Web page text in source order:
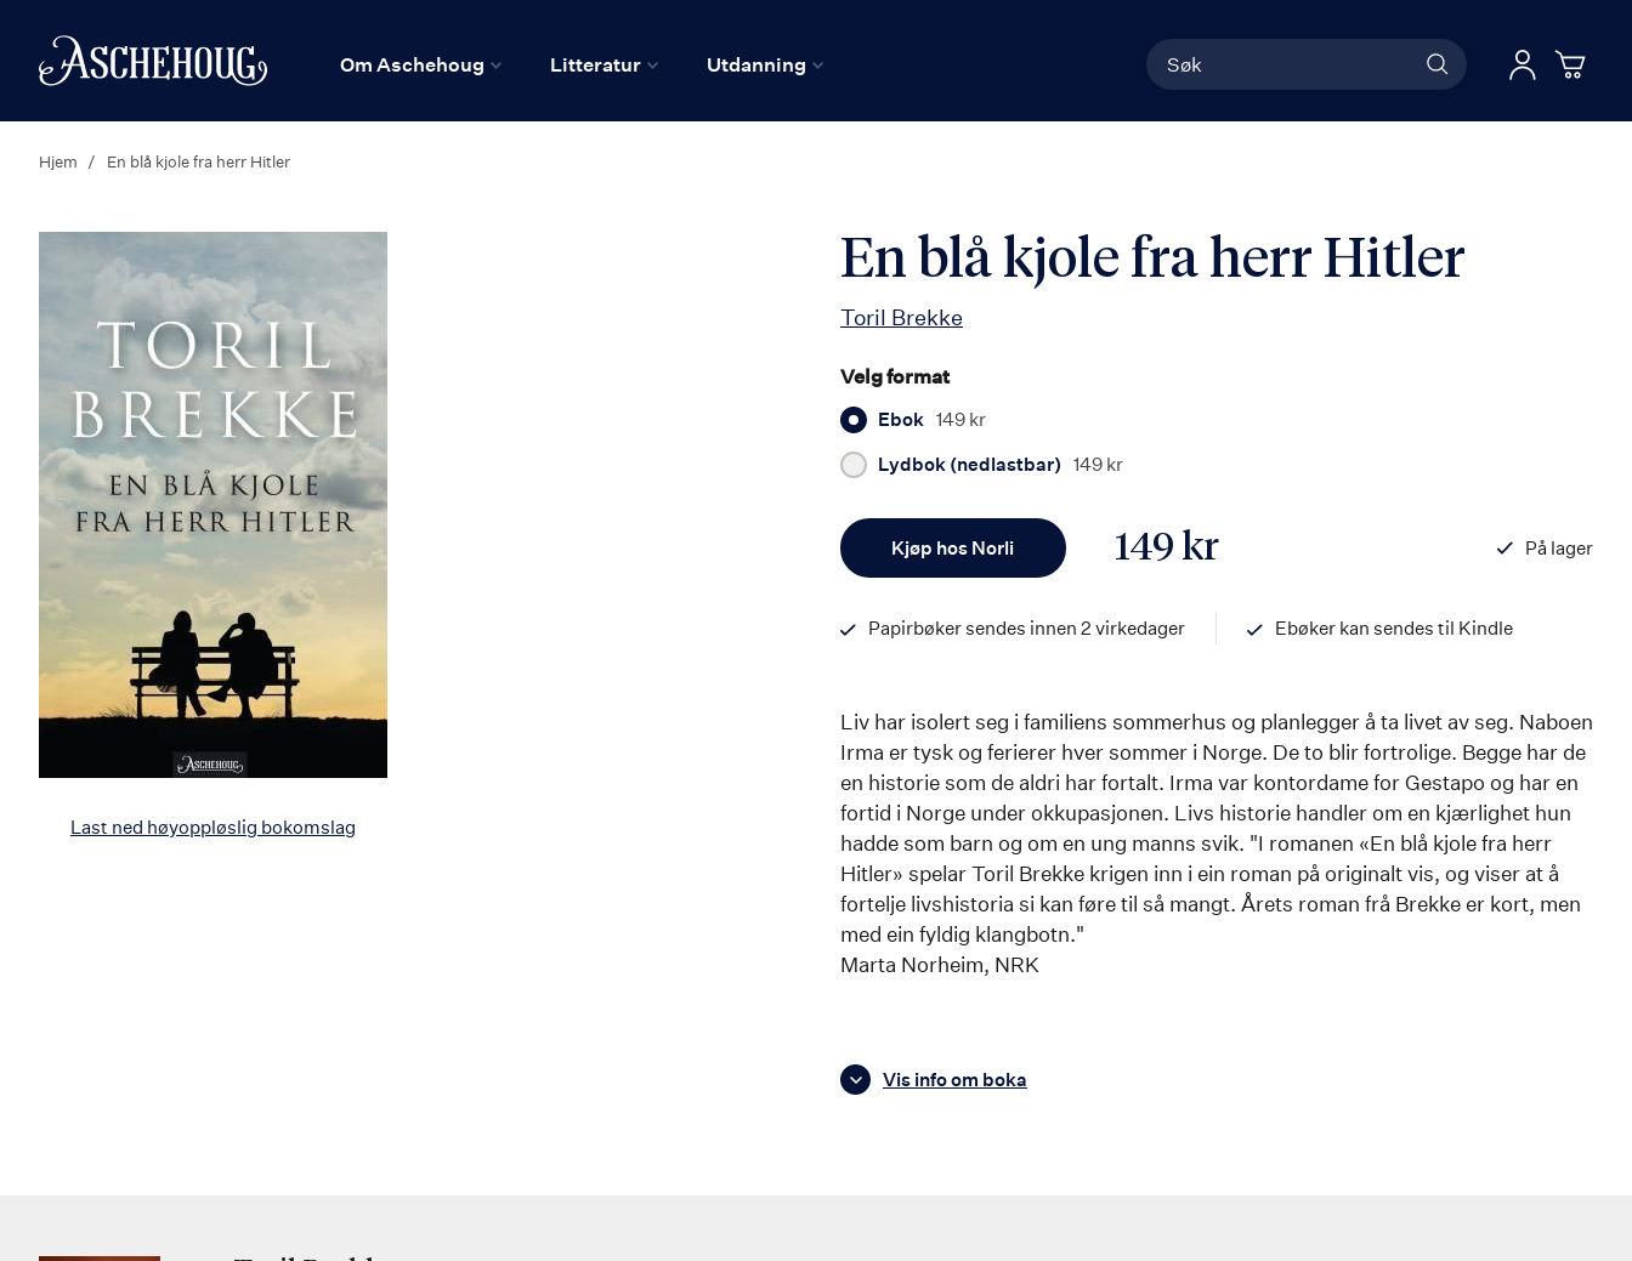
Hjem
Om Aschehoug Litteratur Utdanning
Søk Logg
Hjem En blå kjole fra herr Hitler
Last ned høyoppløslig bokomslag
En blå kjole fra herr Hitler
Toril Brekke
Velg format
Ebok 149 kr
Lydbok (nedlastbar) 149 kr
Kjøp hos Norli 149 kr
På lager
Papirbøker sendes innen 2 virkedager
Ebøker kan sendes til Kindle
Liv har isolert seg i familiens sommerhus og planlegger å ta livet av seg. Naboen
Irma er tysk og ferierer hver sommer i Norge. De to blir fortrolige. Begge har de
en historie som de aldri har fortalt. Irma var kontordame for Gestapo og har en
fortid i Norge under okkupasjonen. Livs historie handler om en kjærlighet hun
hadde som barn og om en ung manns svik. "I romanen «En blå kjole fra herr
Hitler» spelar Toril Brekke krigen inn i ein roman på originalt vis, og viser at å
fortelje livshistoria si kan føre til så mangt. Årets roman frå Brekke er kort, men
med ein fyldig klangbotn."
Marta Norheim, NRK
Vis info om boka